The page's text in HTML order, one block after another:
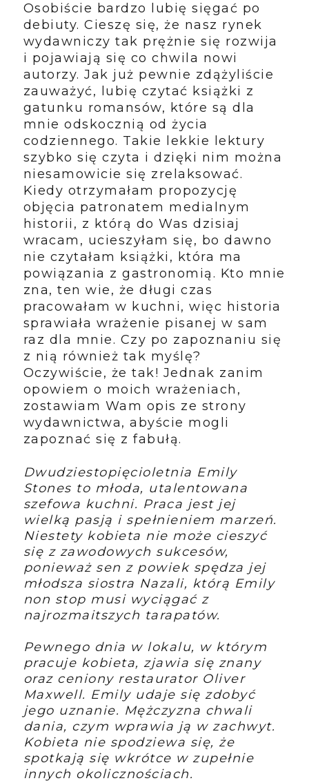
Osobiście bardzo lubię sięgać po
debiuty. Cieszę się, że nasz rynek
wydawniczy tak prężnie się rozwija
i pojawiają się co chwila nowi
autorzy. Jak już pewnie zdążyliście
zauważyć, lubię czytać książki z
gatunku romansów, które są dla
mnie odskocznią od życia
codziennego. Takie lekkie lektury
szybko się czyta i dzięki nim można
niesamowicie się zrelaksować.
Kiedy otrzymałam propozycję
objęcia patronatem medialnym
historii, z którą do Was dzisiaj
wracam, ucieszyłam się, bo dawno
nie czytałam książki, która ma
powiązania z gastronomią. Kto mnie
zna, ten wie, że długi czas
pracowałam w kuchni, więc historia
sprawiała wrażenie pisanej w sam
raz dla mnie. Czy po zapoznaniu się
z nią również tak myślę?
Oczywiście, że tak! Jednak zanim
opowiem o moich wrażeniach,
zostawiam Wam opis ze strony
wydawnictwa, abyście mogli
zapoznać się z fabułą.
Dwudziestopięcioletnia Emily
Stones to młoda, utalentowana
szefowa kuchni. Praca jest jej
wielką pasją i spełnieniem marzeń.
Niestety kobieta nie może cieszyć
się z zawodowych sukcesów,
ponieważ sen z powiek spędza jej
młodsza siostra Nazali, którą Emily
non stop musi wyciągać z
najrozmaitszych tarapatów.
Pewnego dnia w lokalu, w którym
pracuje kobieta, zjawia się znany
oraz ceniony restaurator Oliver
Maxwell. Emily udaje się zdobyć
jego uznanie. Mężczyzna chwali
dania, czym wprawia ją w zachwyt.
Kobieta nie spodziewa się, że
spotkają się wkrótce w zupełnie
innych okolicznościach.